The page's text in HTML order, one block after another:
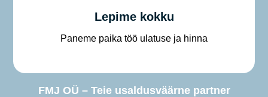
Lepime kokku
Paneme paika töö ulatuse ja hinna
FMJ OÜ – Teie usaldusväärne partner